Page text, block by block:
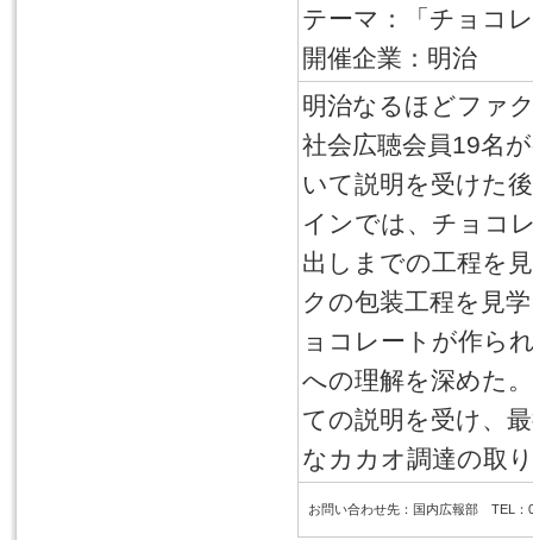
テーマ：「チョコ
開催企業：明治
明治なるほどファ
社会広聴会員19名
いて説明を受けた
インでは、チョコ
出しまでの工程を
クの包装工程を見
ョコレートが作ら
への理解を深めた
ての説明を受け、
なカカオ調達の取
お問い合わせ先：国内広報部 TEL：